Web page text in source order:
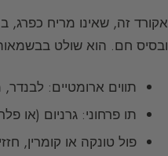
אקורד זה, שאינו מריח כפרג,
ובסיס חם. הוא שולט
תווים ארומטיים: לבנדר,
תו פרחוני: גרניום (או
פול טונקה או קומרין,